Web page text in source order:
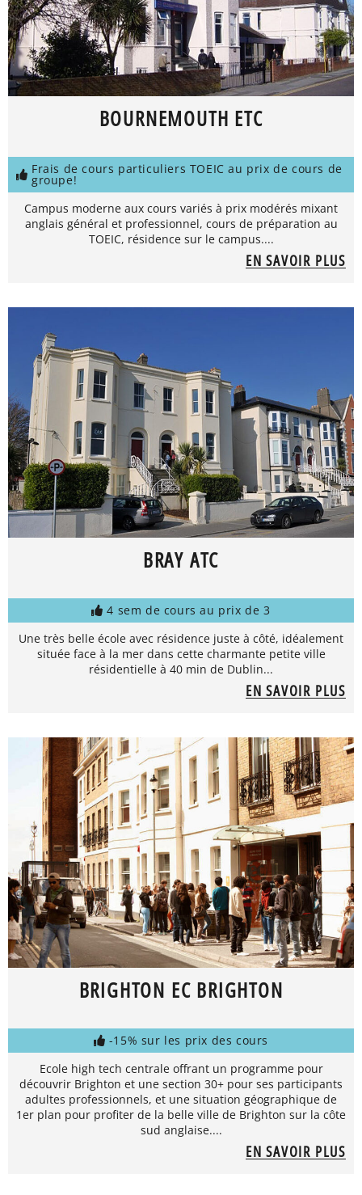
BOURNEMOUTH ETC
Frais de cours particuliers TOEIC au prix de cours de
groupe!
Campus moderne aux cours variés à prix modérés mixant
anglais général et professionnel, cours de préparation au
TOEIC, résidence sur le campus....
EN SAVOIR PLUS
BRAY ATC
4 sem de cours au prix de 3
Une très belle école avec résidence juste à côté, idéalement
située face à la mer dans cette charmante petite ville
résidentielle à 40 min de Dublin...
EN SAVOIR PLUS
BRIGHTON EC BRIGHTON
-15% sur les prix des cours
Ecole high tech centrale offrant un programme pour
découvrir Brighton et une section 30+ pour ses participants
adultes professionnels, et une situation géographique de
1er plan pour profiter de la belle ville de Brighton sur la côte
sud anglaise....
EN SAVOIR PLUS